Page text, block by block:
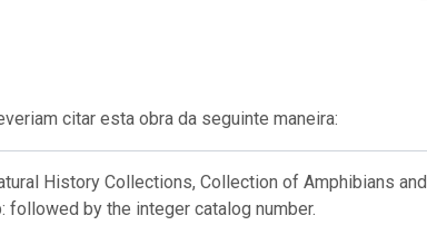
citar esta obra da seguinte maneira:
History Collections, Collection of Amphibians
followed by the integer catalog number.